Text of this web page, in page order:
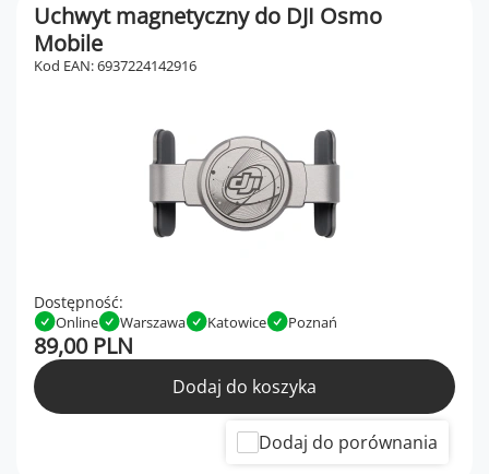
Uchwyt magnetyczny do DJI Osmo
Mobile
Kod EAN: 6937224142916
Dostępność:
Online Warszawa Katowice Poznań
89,00 PLN
Dodaj do koszyka
Dodaj do porównania